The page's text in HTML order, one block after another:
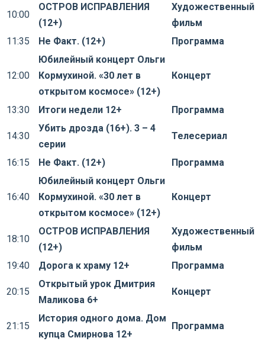
10:00
ОСТРОВ ИСПРАВЛЕНИЯ
(12+)
Художественный
фильм
11:35
Не Факт. (12+) Программа
12:00
Юбилейный концерт Ольги
Кормухиной. «30 лет в
открытом космосе» (12+)
Концерт
13:30 Итоги недели 12+ Программа
14:30
Убить дрозда (16+). 3 – 4
серии
Телесериал
16:15 Не Факт. (12+) Программа
16:40
Юбилейный концерт Ольги
Кормухиной. «30 лет в
открытом космосе» (12+)
Концерт
18:10
ОСТРОВ ИСПРАВЛЕНИЯ
(12+)
Художественный
фильм
19:40
Дорога к храму 12+ Программа
20:15
Открытый урок Дмитрия
Маликова 6+
Концерт
21:15
История одного дома. Дом
купца Смирнова 12+
Программа